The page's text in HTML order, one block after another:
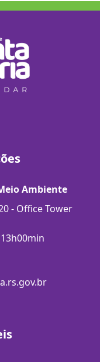
Ambiente
- Office Tower